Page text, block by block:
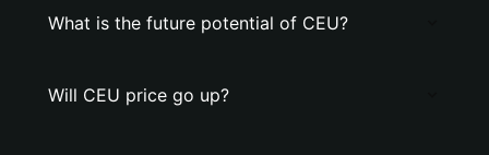
What is the future potential of CEU?
Will CEU price go up?